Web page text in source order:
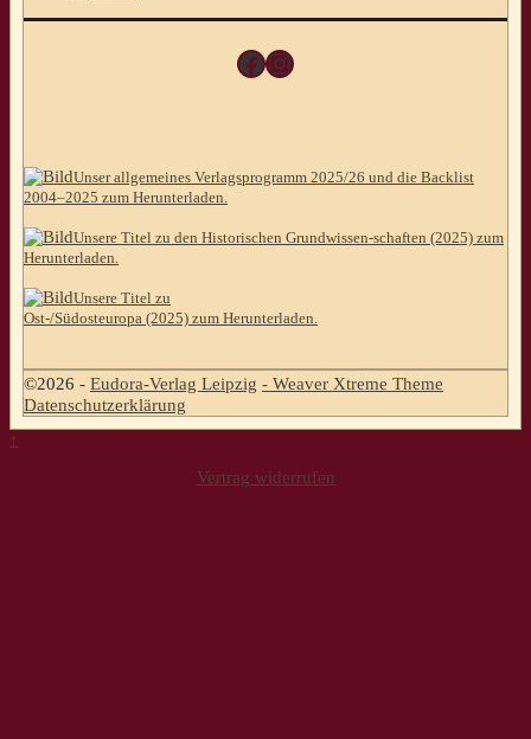
Facebook
Instagram
Unser allgemeines Verlagsprogramm 2025/26 und die Backlist
2004–2025 zum Herunterladen.
Unsere Titel zu den Historischen Grundwissen-schaften (2025) zum
Herunterladen.
Unsere Titel zu
Ost-/Südosteuropa (2025) zum Herunterladen.
©2026 - Eudora-Verlag Leipzig - Weaver Xtreme Theme
Datenschutzerklärung
↑
Vertrag widerrufen